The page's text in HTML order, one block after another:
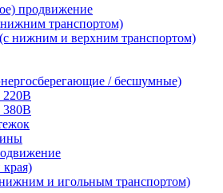
продвижение
транспортом)
нижним и верхним транспортом)
/ бесшумные)
220В
380В
края)
и игольным транспортом)